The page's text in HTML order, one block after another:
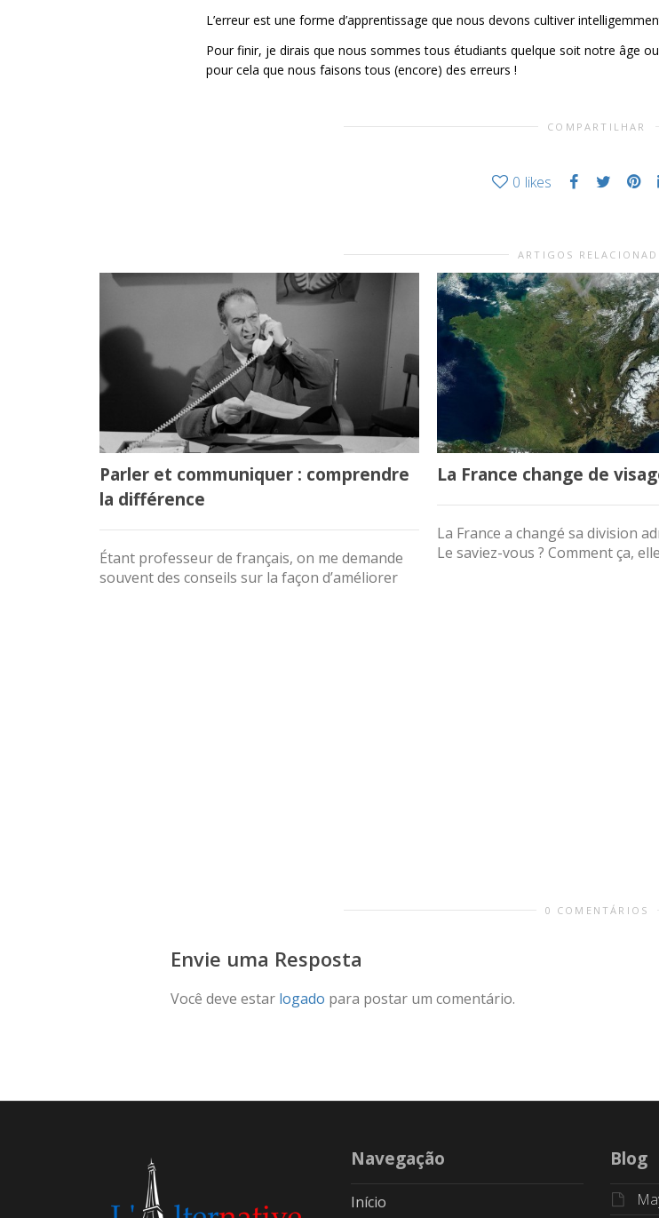
L’erreur est une forme d’apprentissage que nous devons cultiver
Pour finir, je dirais que nous sommes tous étudiants quelque soit notre âge
pour cela que nous faisons tous (encore) des erreurs !
COMPARTILHAR
0 likes
ARTIGOS
Parler et communiquer : comprendre
la différence
Étant professeur de français, on me demande
souvent des conseils sur la façon d’améliorer
La France change de
La France a changé sa division
Le saviez-vous ? Comment ça, elle
0 COMENTÁRIOS
Envie uma Resposta
Você deve estar logado para postar um comentário.
Navegação
Início
Blog